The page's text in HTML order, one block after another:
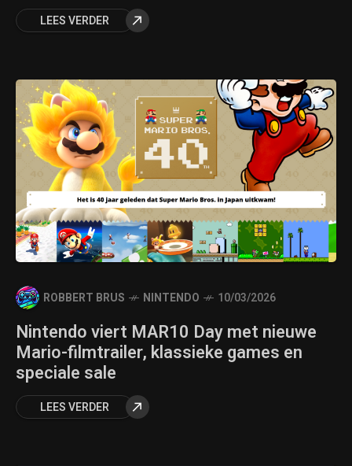
LEES VERDER
ROBBERT BRUS NINTENDO 10/03/2026
Nintendo viert MAR10 Day met nieuwe
Mario-filmtrailer, klassieke games en
speciale sale
LEES VERDER